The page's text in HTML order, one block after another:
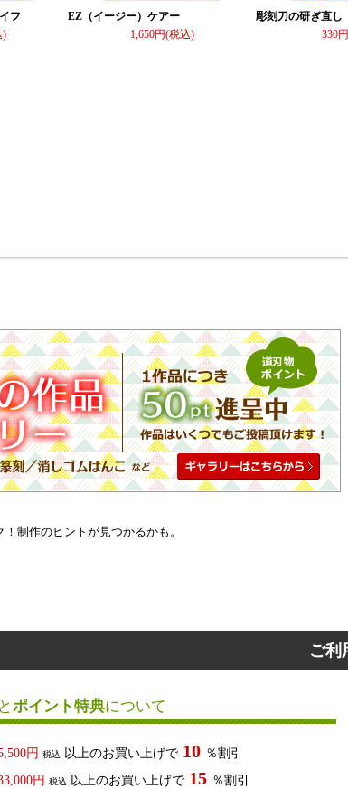
フ
EZ（イージー）ケアー
1,650
彫刻刀の研ぎ直し
330
制作のヒントが見つかるかも。
ご利
ポイント特典について
円 税込 以上のお買い上げで 10 ％割引
円 税込 以上のお買い上げで 15 ％割引